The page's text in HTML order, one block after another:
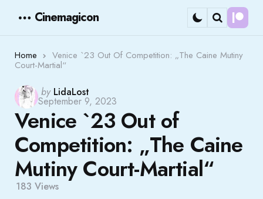
Cinemagicon
Search
Home Venice `23 Out Of Competition: „The Caine Mutiny
Court-Martial“
Posted
by
by LidaLost
September 9, 2023
Venice `23 Out of
Competition: „The Caine
Mutiny Court-Martial“
183 Views